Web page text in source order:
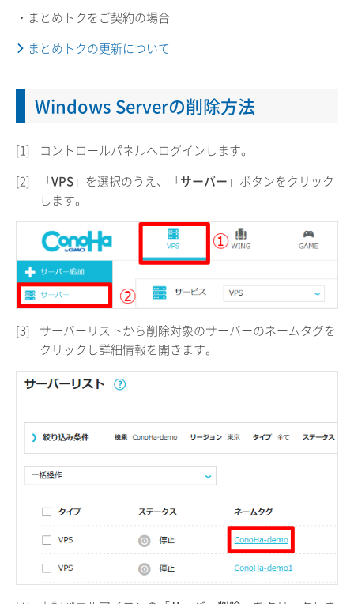
・まとめトクをご契約の場合
まとめトクの更新について
Windows Serverの削除方法
[1]
コントロールパネルへログインします。
[2]
「VPS」を選択のうえ、「サーバー 」ボタンをクリック
します。
[3]
サーバーリストから削除対象のサーバーのネームタグを
クリックし詳細情報を開きます。